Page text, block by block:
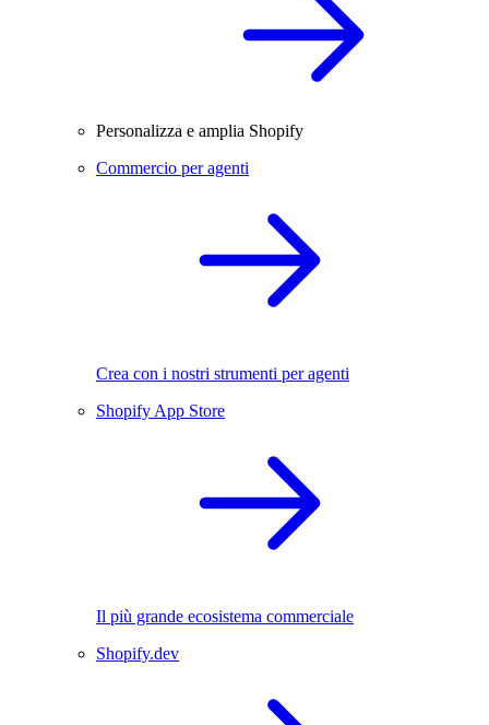
Personalizza e amplia Shopify
Commercio per agenti
Crea con i nostri strumenti per agenti
Shopify App Store
Il più grande ecosistema commerciale
Shopify.dev